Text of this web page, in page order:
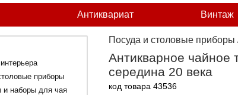
Антиквариат Винтаж
приборы
и наборы для чая
Посуда и столовые приборы
Антикварное
середина 20 века
код товара 43536